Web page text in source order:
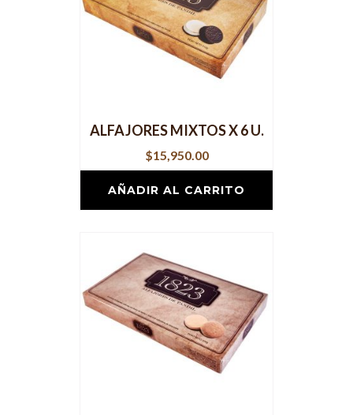
ALFAJORES MIXTOS X 6 U.
$15,950.00
AÑADIR AL CARRITO